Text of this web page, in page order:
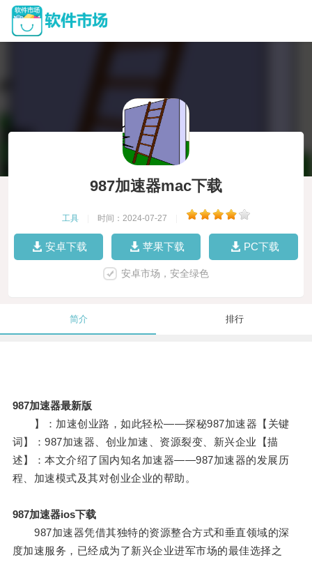
987加速器mac下载
工具 时间：2024-07-27
安卓下载 苹果下载 PC下载
安卓市场，安全绿色
简介 排行
987加速器最新版
】：加速创业路，如此轻松——探秘987加速器【关键
词】：987加速器、创业加速、资源裂变、新兴企业【描
述】：本文介绍了国内知名加速器——987加速器的发展历
程、加速模式及其对创业企业的帮助。
987加速器ios下载
987加速器凭借其独特的资源整合方式和垂直领域的深
度加速服务，已经成为了新兴企业进军市场的最佳选择之